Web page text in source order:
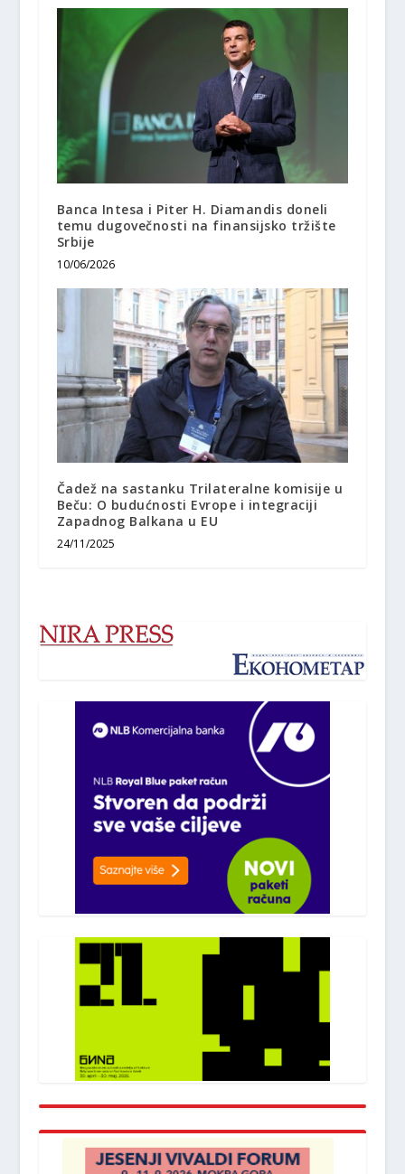
Banca Intesa i Piter H. Diamandis doneli
temu dugovečnosti na finansijsko tržište
Srbije
10/06/2026
Čadež na sastanku Trilateralne komisije u
Beču: O budućnosti Evrope i integraciji
Zapadnog Balkana u EU
24/11/2025